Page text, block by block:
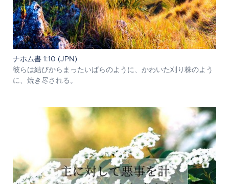
ナホム書 1:10 (JPN)
彼らは結びからまったいばらのように、かわいた刈り株のよう
に、焼き尽される。